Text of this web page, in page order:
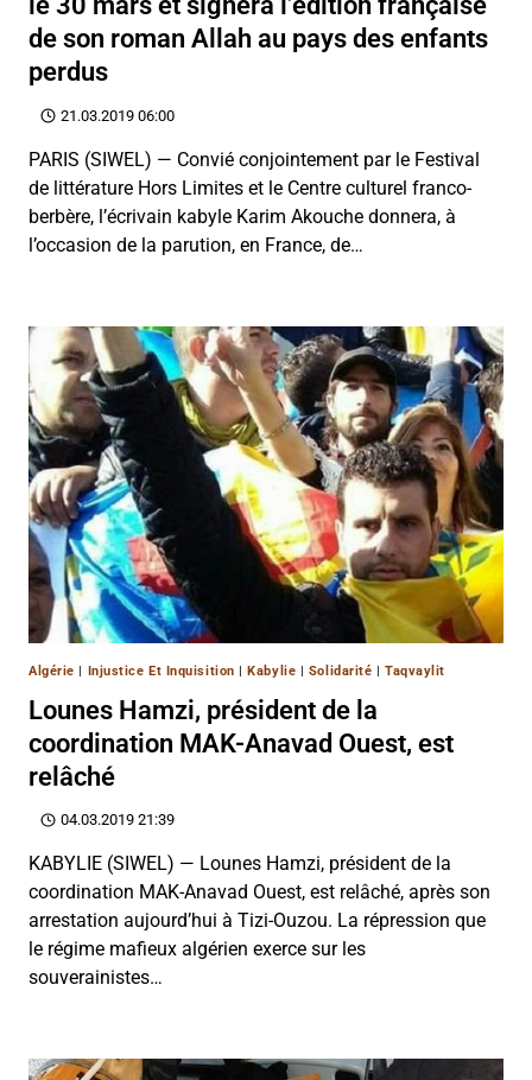
de son roman Allah au pays des enfants
perdus
21.03.2019 06:00
PARIS (SIWEL) — Convié conjointement par le Festival
de littérature Hors Limites et le Centre culturel franco-
berbère, l’écrivain kabyle Karim Akouche donnera, à
l’occasion de la parution, en France, de…
Algérie | Injustice Et Inquisition |Kabylie | Solidarité |Taqvaylit
Lounes Hamzi, président de la
coordination MAK-Anavad Ouest, est
relâché
04.03.2019 21:39
KABYLIE (SIWEL) — Lounes Hamzi, président de la
coordination MAK-Anavad Ouest, est relâché, après son
arrestation aujourd’hui à Tizi-Ouzou. La répression que
le régime mafieux algérien exerce sur les
souverainistes…